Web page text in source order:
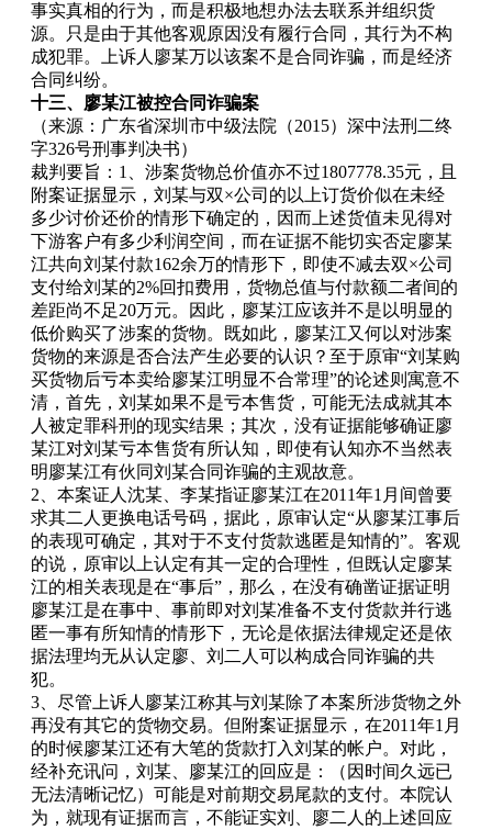
事实真相的行为，而是积极地想办法去联系并组织货
源。只是由于其他客观原因没有履行合同，其行为不构
成犯罪。上诉人廖某万以该案不是合同诈骗，而是经济
合同纠纷。
十三、廖某江被控合同诈骗案
（来源：广东省深圳市中级法院（2015）深中法刑二终
字326号刑事判决书）
裁判要旨：1、涉案货物总价值亦不过1807778.35元，且
附案证据显示，刘某与双×公司的以上订货价似在未经
多少讨价还价的情形下确定的，因而上述货值未见得对
下游客户有多少利润空间，而在证据不能切实否定廖某
江共向刘某付款162余万的情形下，即使不减去双×公司
支付给刘某的2%回扣费用，货物总值与付款额二者间的
差距尚不足20万元。因此，廖某江应该并不是以明显的
低价购买了涉案的货物。既如此，廖某江又何以对涉案
货物的来源是否合法产生必要的认识？至于原审“刘某购
买货物后亏本卖给廖某江明显不合常理”的论述则寓意不
清，首先，刘某如果不是亏本售货，可能无法成就其本
人被定罪科刑的现实结果；其次，没有证据能够确证廖
某江对刘某亏本售货有所认知，即使有认知亦不当然表
明廖某江有伙同刘某合同诈骗的主观故意。
2、本案证人沈某、李某指证廖某江在2011年1月间曾要
求其二人更换电话号码，据此，原审认定“从廖某江事后
的表现可确定，其对于不支付货款逃匿是知情的”。客观
的说，原审以上认定有其一定的合理性，但既认定廖某
江的相关表现是在“事后”，那么，在没有确凿证据证明
廖某江是在事中、事前即对刘某准备不支付货款并行逃
匿一事有所知情的情形下，无论是依据法律规定还是依
据法理均无从认定廖、刘二人可以构成合同诈骗的共
犯。
3、尽管上诉人廖某江称其与刘某除了本案所涉货物之外
再没有其它的货物交易。但附案证据显示，在2011年1月
的时候廖某江还有大笔的货款打入刘某的帐户。对此，
经补充讯问，刘某、廖某江的回应是：（因时间久远已
无法清晰记忆）可能是对前期交易尾款的支付。本院认
为，就现有证据而言，不能证实刘、廖二人的上述回应